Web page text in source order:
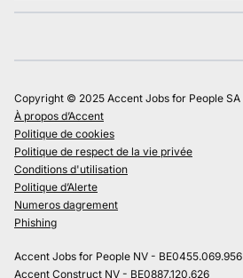
Copyright © 2025 Accent Jobs for People SA
À propos d’Accent
Politique de cookies
Politique de respect de la vie privée
Conditions d'utilisation
Politique d’Alerte
Numeros dagrement
Phishing
Accent Jobs for People NV - BE0455.069.956
Accent Construct NV - BE0887.120.626